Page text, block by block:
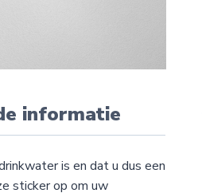
informatie
is en dat u dus een
sticker op om uw